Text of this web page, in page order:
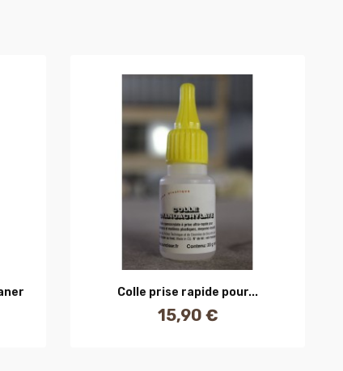
AJOUTER AU PANIER
Colle prise rapide pour...
Prix
15,90 €